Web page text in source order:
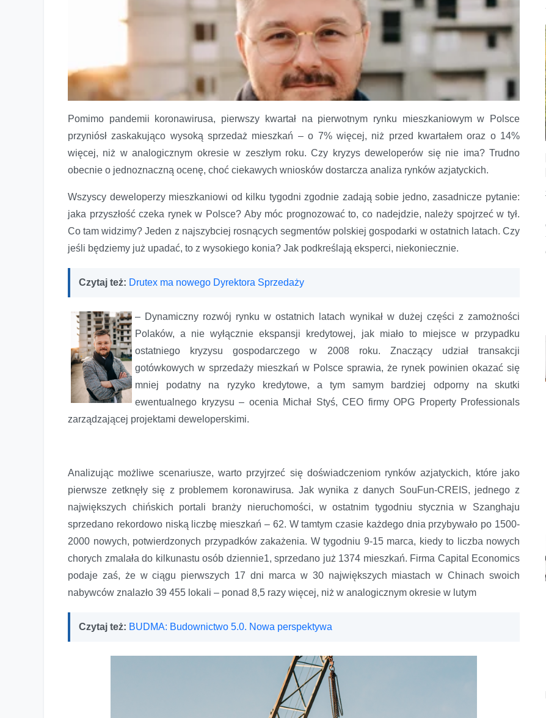
Pomimo pandemii koronawirusa, pierwszy kwartał na pierwotnym rynku mieszkaniowym w Polsce
przyniósł zaskakująco wysoką sprzedaż mieszkań – o 7% więcej, niż przed kwartałem oraz o 14%
więcej, niż w analogicznym okresie w zeszłym roku. Czy kryzys deweloperów się nie ima? Trudno
obecnie o jednoznaczną ocenę, choć ciekawych wniosków dostarcza analiza rynków azjatyckich.
Wszyscy deweloperzy mieszkaniowi od kilku tygodni zgodnie zadają sobie jedno, zasadnicze pytanie:
jaka przyszłość czeka rynek w Polsce? Aby móc prognozować to, co nadejdzie, należy spojrzeć w tył.
Co tam widzimy? Jeden z najszybciej rosnących segmentów polskiej gospodarki w ostatnich latach. Czy
jeśli będziemy już upadać, to z wysokiego konia? Jak podkreślają eksperci, niekoniecznie.
Czytaj też: Drutex ma nowego Dyrektora Sprzedaży
– Dynamiczny rozwój rynku w ostatnich latach wynikał w dużej części z zamożności
Polaków, a nie wyłącznie ekspansji kredytowej, jak miało to miejsce w przypadku
ostatniego kryzysu gospodarczego w 2008 roku. Znaczący udział transakcji
gotówkowych w sprzedaży mieszkań w Polsce sprawia, że rynek powinien okazać się
mniej podatny na ryzyko kredytowe, a tym samym bardziej odporny na skutki
ewentualnego kryzysu – ocenia Michał Styś, CEO firmy OPG Property Professionals
zarządzającej projektami deweloperskimi.
Analizując możliwe scenariusze, warto przyjrzeć się doświadczeniom rynków azjatyckich, które jako
pierwsze zetknęły się z problemem koronawirusa. Jak wynika z danych SouFun-CREIS, jednego z
największych chińskich portali branży nieruchomości, w ostatnim tygodniu stycznia w Szanghaju
sprzedano rekordowo niską liczbę mieszkań – 62. W tamtym czasie każdego dnia przybywało po 1500-
2000 nowych, potwierdzonych przypadków zakażenia. W tygodniu 9-15 marca, kiedy to liczba nowych
chorych zmalała do kilkunastu osób dziennie1, sprzedano już 1374 mieszkań. Firma Capital Economics
podaje zaś, że w ciągu pierwszych 17 dni marca w 30 największych miastach w Chinach swoich
nabywców znalazło 39 455 lokali – ponad 8,5 razy więcej, niż w analogicznym okresie w lutym
Czytaj też: BUDMA: Budownictwo 5.0. Nowa perspektywa